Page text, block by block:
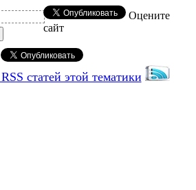
Оцените
сайт
статей этой тематики